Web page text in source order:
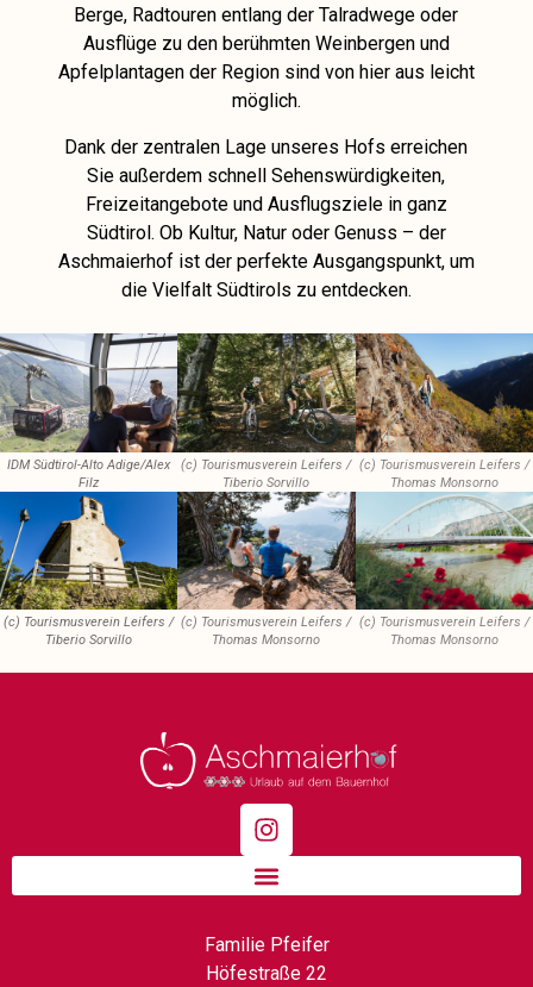
Berge, Radtouren entlang der Talradwege oder
Ausflüge zu den berühmten Weinbergen und
Apfelplantagen der Region sind von hier aus leicht
möglich.
Dank der zentralen Lage unseres Hofs erreichen
Sie außerdem schnell Sehenswürdigkeiten,
Freizeitangebote und Ausflugsziele in ganz
Südtirol. Ob Kultur, Natur oder Genuss – der
Aschmaierhof ist der perfekte Ausgangspunkt, um
die Vielfalt Südtirols zu entdecken.
IDM Südtirol-Alto Adige/Alex
Filz
(c) Tourismusverein Leifers /
Tiberio Sorvillo
(c) Tourismusverein Leifers /
Thomas Monsorno
(c) Tourismusverein Leifers /
Tiberio Sorvillo
(c) Tourismusverein Leifers /
Thomas Monsorno
(c) Tourismusverein Leifers /
Thomas Monsorno
Familie Pfeifer
Höfestraße 22